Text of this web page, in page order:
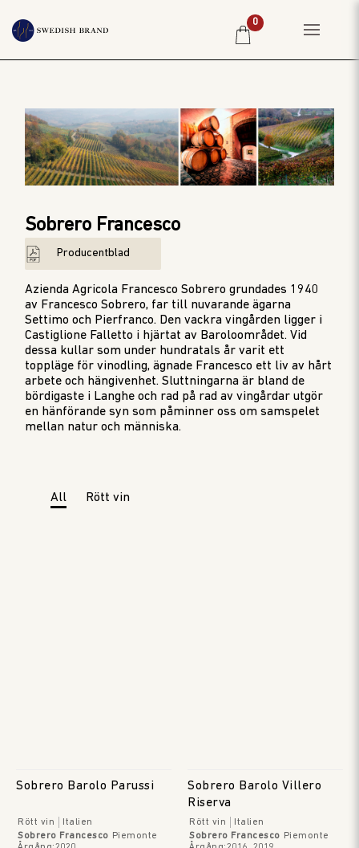
PRIVATKUND
RESTAURANG
PRODUCENTER
OM OSS
WEBBSHOP
0
Sobrero Francesco
Producentblad
Azienda Agricola Francesco Sobrero grundades 1940
av Francesco Sobrero, far till nuvarande ägarna
Settimo och Pierfranco. Den vackra vingården ligger i
Castiglione Falletto i hjärtat av Baroloområdet. Vid
dessa kullar som under hundratals år varit ett
toppläge för vinodling, ägnade Francesco ett liv av hårt
arbete och hängivenhet. Sluttningarna är bland de
bördigaste i Langhe och rad på rad av vingårdar utgör
en hänförande syn som påminner oss om samspelet
mellan natur och människa.
All Rött vin
Sobrero Barolo Parussi
Rött vin
Italien
Sobrero Francesco Piemonte
Sobrero Barolo Villero
Riserva
Rött vin
Italien
Sobrero Francesco Piemonte